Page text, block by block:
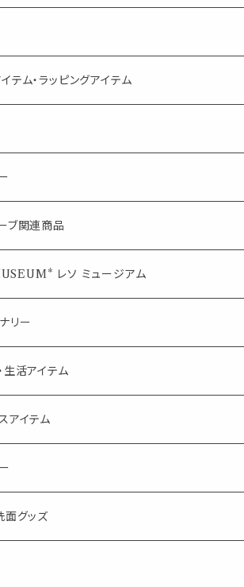
荷をブレンドしたアロマスプレー
ロマチ 町の香り
Aroma
ルオイル
ー
袋
テム・ラッピングアイテム
ックス シール
ップ
ード・装飾
トル
ル
ル
ル
器
ス
ビューティー
ブティー
ブ関連商品
ルオイル
・道具
・ワックス
・キャンドル
ー
ォーマー
ン
レソ ミュージアム
リー
ップ
星,etc）
ナー・ワイドクリップ
・メッセージカード
ット・画鋲
マスキングテープ・付箋
生活アイテム
香
テム
ト・画鋲
レー
アイテム
ンバッチ
面グッズ